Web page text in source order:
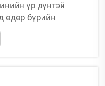
үр дүнтэй
өдөр бүрийн
Хэвлэх толбо,
бэхийг өдөр бүр
хэсгийг будагны